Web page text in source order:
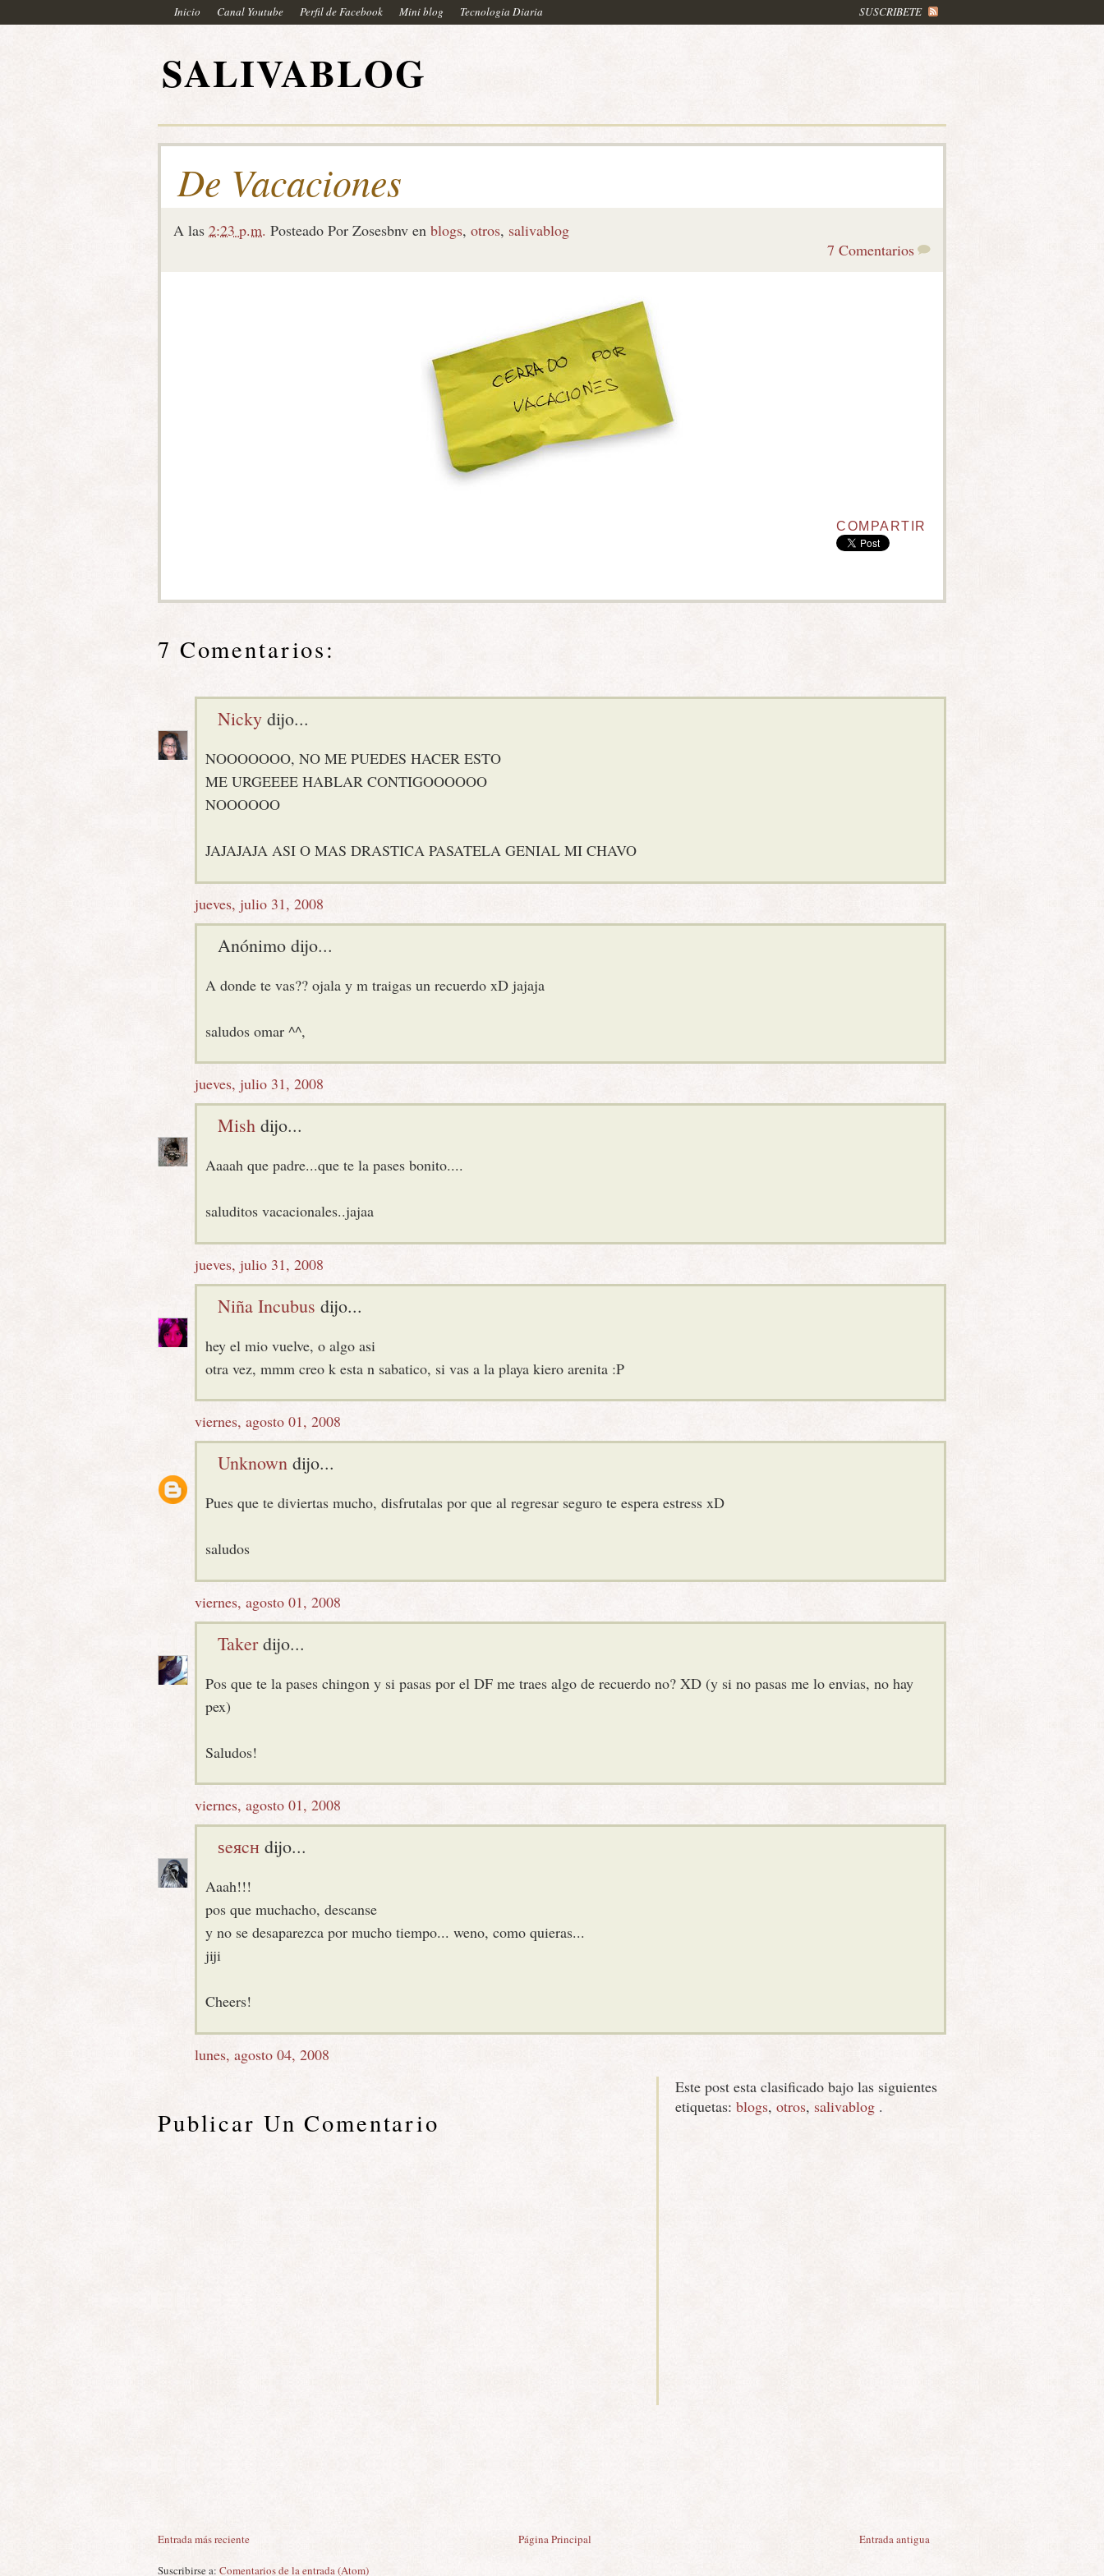
Inicio Canal Youtube Perfil de Facebook Mini blog Tecnologia Diaria SUSCRIBETE
SALIVABLOG
De Vacaciones
A las 2:23 p.m. Posteado Por Zosesbnv en blogs, otros, salivablog
7 Comentarios
COMPARTIR
7 Comentarios:
Nicky dijo...
NOOOOOOO, NO ME PUEDES HACER ESTO
ME URGEEEE HABLAR CONTIGOOOOOO
NOOOOOO
JAJAJAJA ASI O MAS DRASTICA PASATELA GENIAL MI CHAVO
jueves, julio 31, 2008
Anónimo dijo...
A donde te vas?? ojala y m traigas un recuerdo xD jajaja
saludos omar ^^,
jueves, julio 31, 2008
Mish dijo...
Aaaah que padre...que te la pases bonito....
saluditos vacacionales..jajaa
jueves, julio 31, 2008
Niña Incubus dijo...
hey el mio vuelve, o algo asi
otra vez, mmm creo k esta n sabatico, si vas a la playa kiero arenita :P
viernes, agosto 01, 2008
Unknown dijo...
Pues que te diviertas mucho, disfrutalas por que al regresar seguro te espera estress xD
saludos
viernes, agosto 01, 2008
Takerdijo...
Pos que te la pases chingon y si pasas por el DF me traes algo de recuerdo no? XD (y si no pasas me lo envias, no hay
pex)
Saludos!
viernes, agosto 01, 2008
ѕeяcн dijo...
Aaah!!!
pos que muchacho, descanse
y no se desaparezca por mucho tiempo... weno, como quieras...
jiji
Cheers!
lunes, agosto 04, 2008
Publicar Un Comentario
Este post esta clasificado bajo las siguientes
etiquetas: blogs, otros, salivablog .
Entrada más reciente Entrada antigua
Página Principal
Suscribirse a: Comentarios de la entrada (Atom)